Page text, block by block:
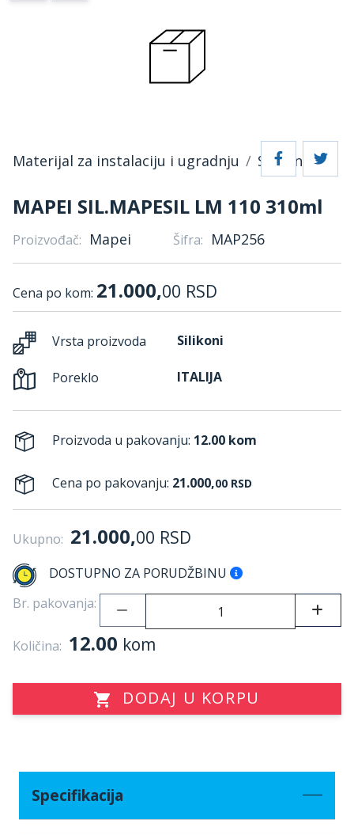
Materijal za instalaciju i ugradnju Silikoni
MAPEI SIL.MAPESIL LM 110 310ml
Proizvođač: Mapei Šifra: MAP256
Cena po kom: 21.000,00 RSD
Vrsta proizvoda Silikoni
Poreklo ITALIJA
Proizvoda u pakovanju: 12.00 kom
Cena po pakovanju: 21.000,00 RSD
Ukupno: 21.000,00 RSD
DOSTUPNO ZA PORUDŽBINU
Br. pakovanja:
Količina: 12.00 kom
DODAJ U KORPU
Specifikacija